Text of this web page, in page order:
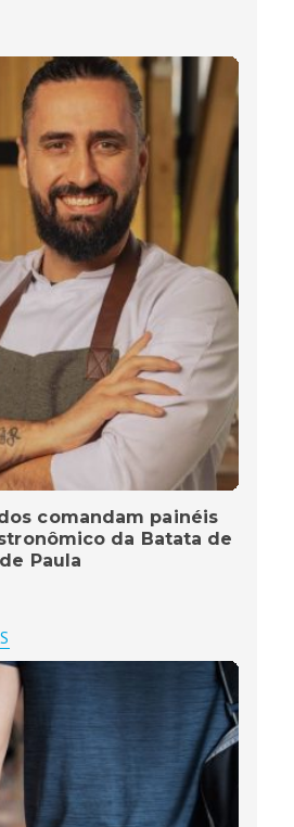
comandam painéis
da Batata de
Paula